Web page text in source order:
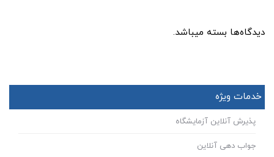
دیدگاه‌ها بسته میباشد.
خدمات ویژه
پذیرش آنلاین آزمایشگاه
جواب دهی آنلاین